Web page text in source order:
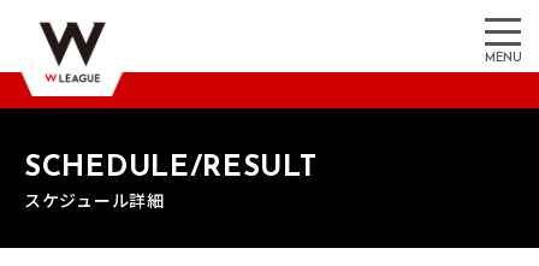
MENU
SCHEDULE/RESULT
スケジュール詳細